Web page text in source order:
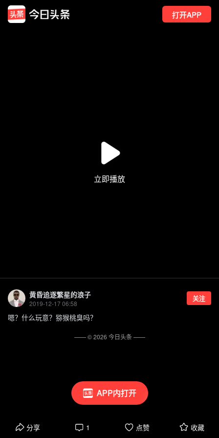
打开APP
APP内打开
黄昏追逐繁星的浪子
2019-12-17 06:58
关注
嗯？什么玩意？猕猴桃臭吗？
分享 1 点赞 收藏
—— ©2026 今日头条——